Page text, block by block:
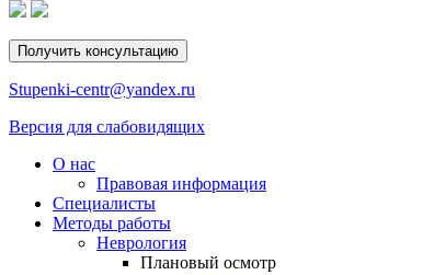
Получить консультацию
Stupenki-centr@yandex.ru
Версия для слабовидящих
О нас
Правовая информация
Специалисты
Методы работы
Неврология
Плановый осмотр